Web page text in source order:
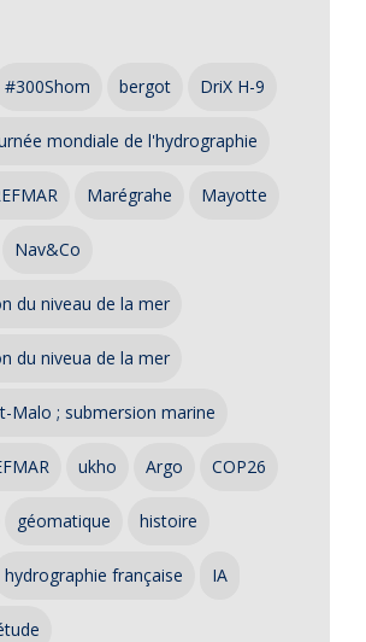
#300Shom bergot DriX H-9
mondiale de l'hydrographie
Marégrahe Mayotte
Nav&Co
du niveau de la mer
du niveua de la mer
Malo ; submersion marine
ukho Argo COP26
géomatique histoire
hydrographie française IA